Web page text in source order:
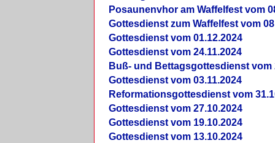
Posaunenvhor am Waffelfest vom
Gottesdienst zum Waffelfest vom
Gottesdienst vom 01.12.2024
Gottesdienst vom 24.11.2024
Buß- und Bettagsgottesdienst vom
Gottesdienst vom 03.11.2024
Reformationsgottesdienst vom
Gottesdienst vom 27.10.2024
Gottesdienst vom 19.10.2024
Gottesdienst vom 13.10.2024